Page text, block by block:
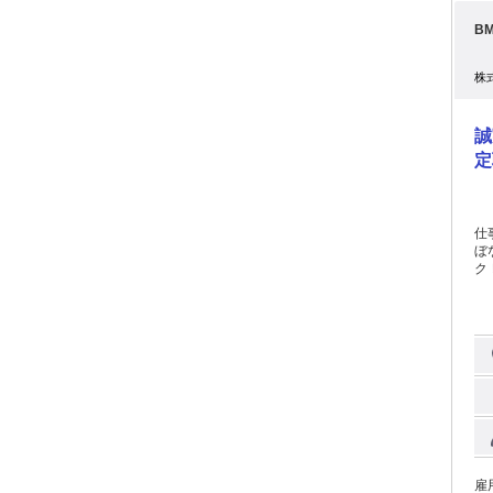
外で
経
警
<
修
円
り 【働き方も自由自在】 ┏━━━━━━━━━━━━┓ お休みだって自由自
在！！ 有給取得率ほぼ
後
地相談OK ＜
株
仕
ぼ
ク！ +-+-+-+-+-+-+-+-+-+-+-+ 納車・引取りに関連する一連
の
度
収
+-+-+-+-
荻
地
雇